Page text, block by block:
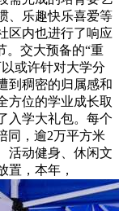
、乐趣快乐喜爱等
区内也进行了响应
。交大预备的“重
或许针对大学分
到稠密的归属感和
方位的学业成长取
入学大礼包。每个
同，逾2万平方米
活动健身、休闲文
置，本年，